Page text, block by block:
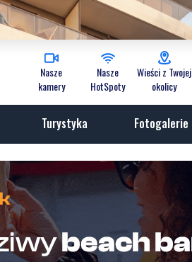
Nasze
kamery
Nasze
HotSpoty
Wieści z Twojej
okolicy
Turystyka Fotogalerie